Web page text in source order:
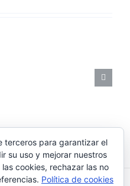
terceros para garantizar el
su uso y mejorar nuestros
cookies, rechazar las no
Política de cookies